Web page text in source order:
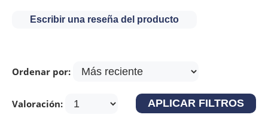
Escribir una reseña del producto
Ordenar por:
Valoración: